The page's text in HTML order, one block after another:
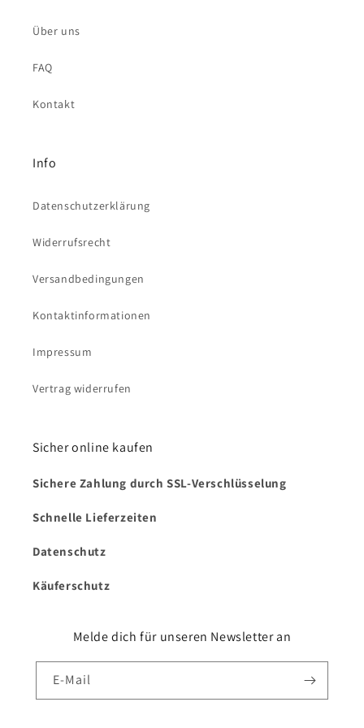
Über uns
FAQ
Kontakt
Info
Datenschutzerklärung
Widerrufsrecht
Versandbedingungen
Kontaktinformationen
Impressum
Vertrag widerrufen
Sicher online kaufen
Sichere Zahlung durch SSL-Verschlüsselung
Schnelle Lieferzeiten
Datenschutz
Käuferschutz
Melde dich für unseren Newsletter an
E-Mail